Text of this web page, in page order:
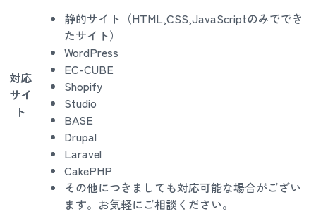
対応
サイ
ト
静的サイト（HTML,CSS,JavaScriptのみででき
たサイト）
WordPress
EC-CUBE
Shopify
Studio
BASE
Drupal
Laravel
CakePHP
その他につきましても対応可能な場合がござい
ます。お気軽にご相談ください。